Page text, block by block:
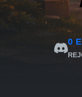
0